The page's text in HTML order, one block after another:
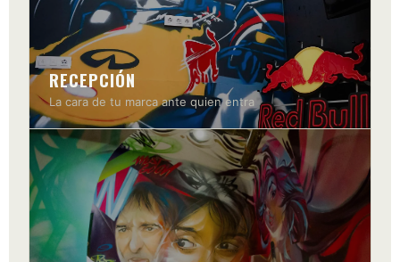
RECEPCIÓN
La cara de tu marca ante quien entra